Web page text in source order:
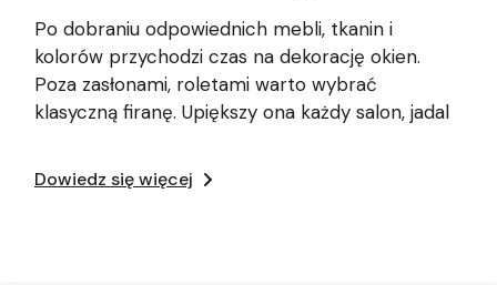
Po dobraniu odpowiednich mebli, tkanin i
kolorów przychodzi czas na dekorację okien.
Poza zasłonami, roletami warto wybrać
klasyczną firanę. Upiększy ona każdy salon, jadal
Dowiedz się więcej